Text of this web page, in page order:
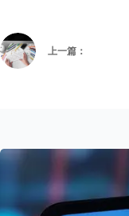
上一篇：